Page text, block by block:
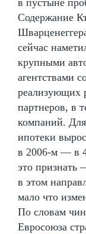
Содержание
сейчас
крупными
агентствами
реализующих
партнеров, в
компаний.
ипотеки
в 2006-м — в
это признать
в этом
мало что
По словам
Евросоюза